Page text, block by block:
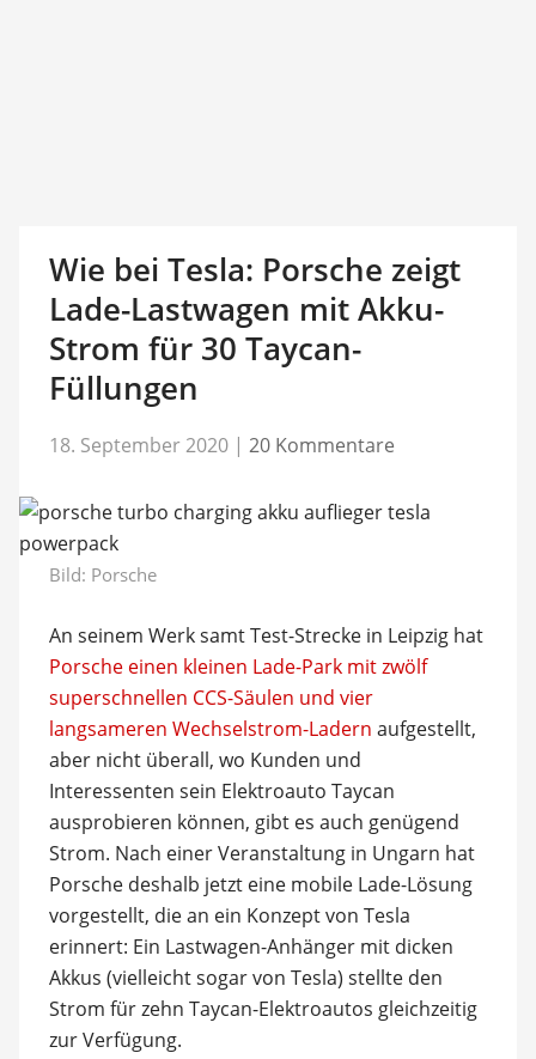
Wie bei Tesla: Porsche zeigt
Lade-Lastwagen mit Akku-
Strom für 30 Taycan-
Füllungen
18. September 2020 | 20 Kommentare
Bild: Porsche
An seinem Werk samt Test-Strecke in Leipzig hat
Porsche einen kleinen Lade-Park mit zwölf
superschnellen CCS-Säulen und vier
langsameren Wechselstrom-Ladern aufgestellt,
aber nicht überall, wo Kunden und
Interessenten sein Elektroauto Taycan
ausprobieren können, gibt es auch genügend
Strom. Nach einer Veranstaltung in Ungarn hat
Porsche deshalb jetzt eine mobile Lade-Lösung
vorgestellt, die an ein Konzept von Tesla
erinnert: Ein Lastwagen-Anhänger mit dicken
Akkus (vielleicht sogar von Tesla) stellte den
Strom für zehn Taycan-Elektroautos gleichzeitig
zur Verfügung.